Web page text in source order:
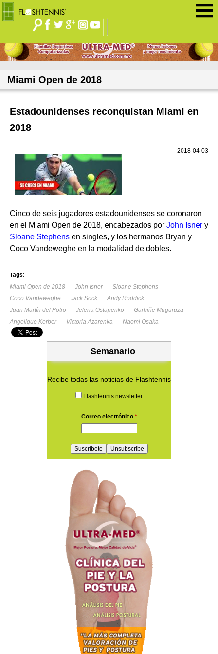
Miami Open de 2018
Estadounidenses reconquistan Miami en
2018
2018-04-03
Cinco de seis jugadores estadounidenses se coronaron
en el Miami Open de 2018, encabezados por John Isner y
Sloane Stephens en singles, y los hermanos Bryan y
Coco Vandeweghe en la modalidad de dobles.
Tags:
Miami Open de 2018
John Isner
Sloane Stephens
Coco Vandeweghe
Jack Sock
Andy Roddick
Juan Martín del Potro
Jelena Ostapenko
Garbiñe Muguruza
Angelique Kerber
Victoria Azarenka Naomi Osaka
Semanario
Recibe todas las noticias de Flashtennis
Flashtennis newsletter
Correo electrónico *